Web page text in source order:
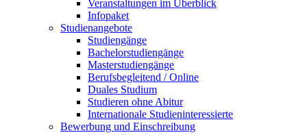
Veranstaltungen im Überblick
Infopaket
Studienangebote
Studiengänge
Bachelorstudiengänge
Masterstudiengänge
Berufsbegleitend / Online
Duales Studium
Studieren ohne Abitur
Internationale Studieninteressierte
Bewerbung und Einschreibung